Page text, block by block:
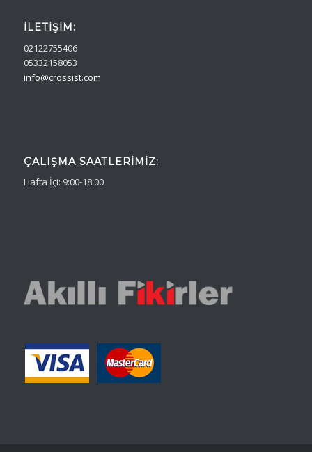
İLETIŞIM:
02122755406
05332158053
info@crossist.com
ÇALIŞMA SAATLERIMIZ:
Hafta İçi: 9:00-18:00